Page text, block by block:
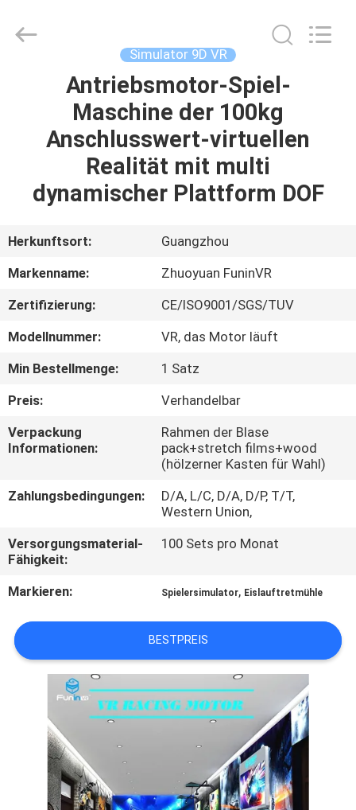
PRODUKTE
SHOW
ÜBER
FABRIK-
TOUR
QUALITÄTSKONTROLLE
UNS
NACHRICHTEN
FÄLLE
SITEMAP
PRIVACY
POLICY
Co.,Ltd.
Simulator 9D VR
Antriebsmotor-Spiel-
Maschine der 100kg
Anschlusswert-virtuellen
Realität mit multi
dynamischer Plattform DOF
Herkunftsort:
Guangzhou
Markenname:
Zhuoyuan FuninVR
Zertifizierung:
CE/ISO9001/SGS/TUV
Modellnummer:
VR, das Motor läuft
Min Bestellmenge:
1 Satz
Preis:
Verhandelbar
Verpackung
Informationen:
Rahmen der Blase
pack+stretch films+wood
(hölzerner Kasten für Wahl)
Zahlungsbedingungen:
D/A, L/C, D/A, D/P, T/T,
Western Union,
Versorgungsmaterial-
Fähigkeit:
100 Sets pro Monat
Markieren: Spielersimulator, Eislauftretmühle
BESTPREIS